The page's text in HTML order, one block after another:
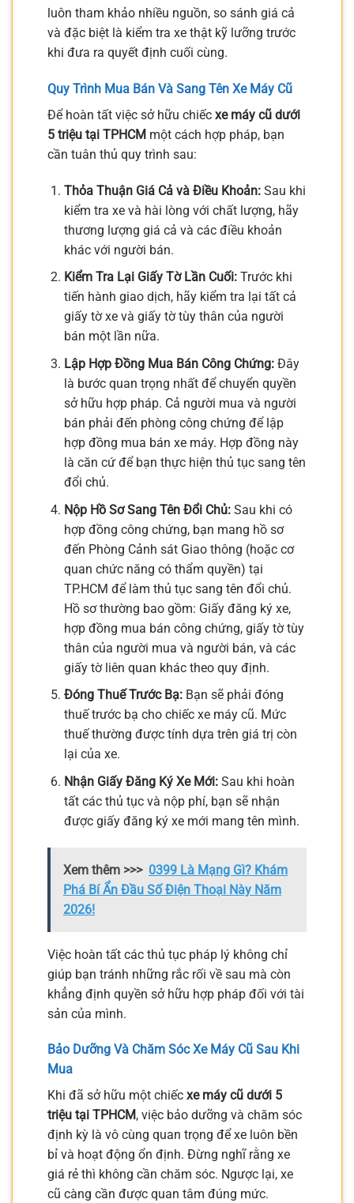
luôn tham khảo nhiều nguồn, so sánh giá cả
và đặc biệt là kiểm tra xe thật kỹ lưỡng trước
khi đưa ra quyết định cuối cùng.
Quy Trình Mua Bán Và Sang Tên Xe Máy Cũ
Để hoàn tất việc sở hữu chiếc xe máy cũ dưới
5 triệu tại TPHCM một cách hợp pháp, bạn
cần tuân thủ quy trình sau:
Thỏa Thuận Giá Cả và Điều Khoản:Sau khi
kiểm tra xe và hài lòng với chất lượng, hãy
thương lượng giá cả và các điều khoản
khác với người bán.
Kiểm Tra Lại Giấy Tờ Lần Cuối:Trước khi
tiến hành giao dịch, hãy kiểm tra lại tất cả
giấy tờ xe và giấy tờ tùy thân của người
bán một lần nữa.
Lập Hợp Đồng Mua Bán Công Chứng:Đây
là bước quan trọng nhất để chuyển quyền
sở hữu hợp pháp. Cả người mua và người
bán phải đến phòng công chứng để lập
hợp đồng mua bán xe máy. Hợp đồng này
là căn cứ để bạn thực hiện thủ tục sang tên
đổi chủ.
Nộp Hồ Sơ Sang Tên Đổi Chủ:Sau khi có
hợp đồng công chứng, bạn mang hồ sơ
đến Phòng Cảnh sát Giao thông (hoặc cơ
quan chức năng có thẩm quyền) tại
TP.HCM để làm thủ tục sang tên đổi chủ.
Hồ sơ thường bao gồm: Giấy đăng ký xe,
hợp đồng mua bán công chứng, giấy tờ tùy
thân của người mua và người bán, và các
giấy tờ liên quan khác theo quy định.
Đóng Thuế Trước Bạ:Bạn sẽ phải đóng
thuế trước bạ cho chiếc xe máy cũ. Mức
thuế thường được tính dựa trên giá trị còn
lại của xe.
Nhận Giấy Đăng Ký Xe Mới:Sau khi hoàn
tất các thủ tục và nộp phí, bạn sẽ nhận
được giấy đăng ký xe mới mang tên mình.
Xem thêm >>> 0399 Là Mạng Gì? Khám
Phá Bí Ẩn Đầu Số Điện Thoại Này Năm
2026!
Việc hoàn tất các thủ tục pháp lý không chỉ
giúp bạn tránh những rắc rối về sau mà còn
khẳng định quyền sở hữu hợp pháp đối với tài
sản của mình.
Bảo Dưỡng Và Chăm Sóc Xe Máy Cũ Sau Khi
Mua
Khi đã sở hữu một chiếc xe máy cũ dưới 5
triệu tại TPHCM, việc bảo dưỡng và chăm sóc
định kỳ là vô cùng quan trọng để xe luôn bền
bỉ và hoạt động ổn định. Đừng nghĩ rằng xe
giá rẻ thì không cần chăm sóc. Ngược lại, xe
cũ càng cần được quan tâm đúng mức.